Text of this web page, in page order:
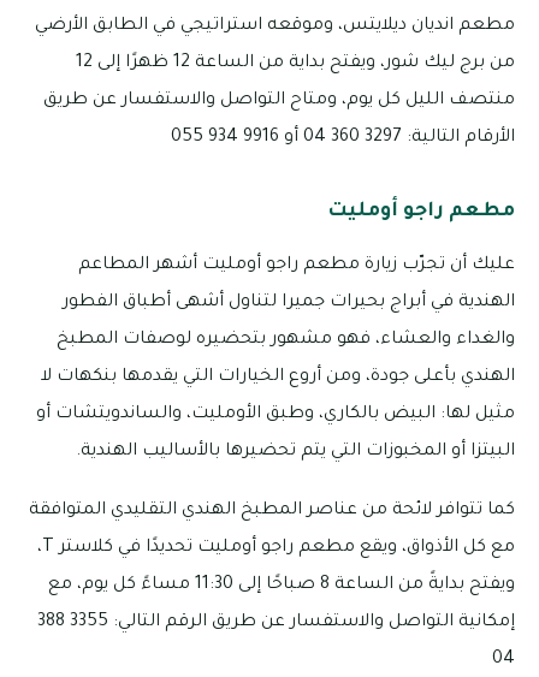
مطعم انديان ديلايتس، وموقعه استراتيجي في الطابق الأرضي
من برج ليك شور، ويفتح بداية من الساعة 12 ظهرًا إلى 12
منتصف الليل كل يوم، ومتاح التواصل والاستفسار عن طريق
الأرقام التالية: 3297 360 04 أو 9916 934 055
مطعم راجو أومليت
عليك أن تجرّب زيارة مطعم راجو أومليت أشهر المطاعم
الهندية في أبراج بحيرات جميرا لتناول أشهى أطباق الفطور
والغداء والعشاء، فهو مشهور بتحضيره لوصفات المطبخ
الهندي بأعلى جودة، ومن أروع الخيارات التي يقدمها بنكهات لا
مثيل لها: البيض بالكاري، وطبق الأومليت، والساندويتشات أو
البيتزا أو المخبوزات التي يتم تحضيرها بالأساليب الهندية.
كما تتوافر لائحة من عناصر المطبخ الهندي التقليدي المتوافقة
مع كل الأذواق، ويقع مطعم راجو أومليت تحديدًا في كلاستر T،
ويفتح بدايةً من الساعة 8 صباحًا إلى 11:30 مساءً كل يوم، مع
إمكانية التواصل والاستفسار عن طريق الرقم التالي: 3355 388
04